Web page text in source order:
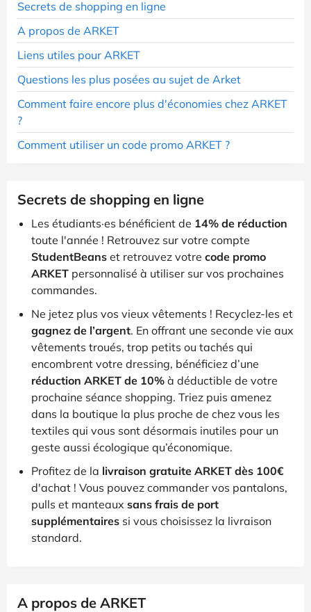
Secrets de shopping en ligne
A propos de ARKET
Liens utiles pour ARKET
Questions les plus posées au sujet de Arket
Comment faire encore plus d'économies chez ARKET
?
Comment utiliser un code promo ARKET ?
Secrets de shopping en ligne
Les étudiants·es bénéficient de 14% de réduction
toute l'année ! Retrouvez sur votre compte
StudentBeans et retrouvez votre code promo
ARKET personnalisé à utiliser sur vos prochaines
commandes.
Ne jetez plus vos vieux vêtements ! Recyclez-les et
gagnez de l’argent. En offrant une seconde vie aux
vêtements troués, trop petits ou tachés qui
encombrent votre dressing, bénéficiez d’une
réduction ARKET de 10% à déductible de votre
prochaine séance shopping. Triez puis amenez
dans la boutique la plus proche de chez vous les
textiles qui vous sont désormais inutiles pour un
geste aussi écologique qu’économique.
Profitez de la livraison gratuite ARKET dès 100€
d'achat ! Vous pouvez commander vos pantalons,
pulls et manteaux sans frais de port
supplémentaires si vous choisissez la livraison
standard.
A propos de ARKET